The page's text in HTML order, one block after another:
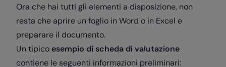
Ora che hai tutti gli elementi a disposizione, non
resta che aprire un foglio in Word o in Excel e
preparare il documento.
Un tipico esempio di scheda di valutazione
contiene le seguenti informazioni preliminari: